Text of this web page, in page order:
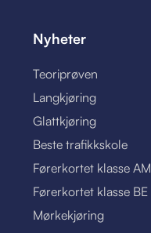
Nyheter
Teoriprøven
Langkjøring
Glattkjøring
Beste trafikkskole
Førerkortet klasse AM
Førerkortet klasse BE
Mørkekjøring